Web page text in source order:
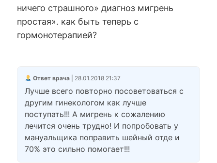
ничего страшного» диагноз мигрень
простая». как быть теперь с
гормонотерапией?
Ответ врача| 28.01.2018 21:37
Лучше всего повторно посоветоваться с
другим гинекологом как лучше
поступать!!! А мигрень к сожалению
лечится очень трудно! И попробовать у
мануальщика поправить шейный отде и
70% это сильно помогает!!!